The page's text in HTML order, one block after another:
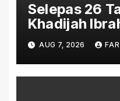
Selepas 26
Khadijah
“Ibu Doa”
Penuh Makna
AUG 7, 2026